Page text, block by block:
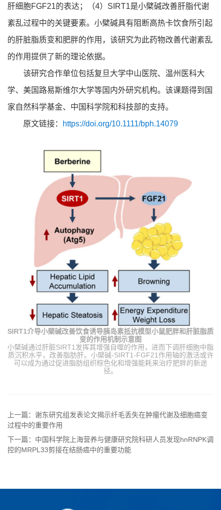
肝细胞FGF21的表达；（4）SIRT1是小檗碱改善肝脂代谢
紊乱过程中的关键要素。小檗碱具有阻断高热卡饮食所引起
的肝脏脂质变和肥胖的作用，该研究为此药物改善代谢紊乱
的作用提供了新的理论依据。
该研究合作单位包括复旦大学中山医院、温州医科大
学、美国路易斯维尔大学等国内外研究机构。该课题得到国
家自然科学基金、中国科学院和科技部的支持。
原文链接：
https://doi.org/10.1111/bph.14079
SIRT1介导小檗碱改善饮食诱导胰岛素抵抗模型小鼠肥胖和肝脏脂质
变的作用机制示意图
小檗碱通过肝脏SIRT1发挥其增强自噬的作用，进而下调肝细胞中脂
质沉积水平，改善脂肪肝。小檗碱-SIRT1-FGF21作用轴的激活或许
可以成为通过促进脂肪组织棕色化和增强能耗来治疗肥胖的新途
径。
上一篇：谢东研究组发表论文揭示纤毛丢失在肿瘤代谢及细胞癌变
过程中的重要作用
下一篇：中国科学院上海营养与健康研究院科研人员发现hnRNPK调
控的MRPL33剪接在结肠癌中的重要功能